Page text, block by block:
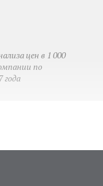
цен в 1 000
по
года